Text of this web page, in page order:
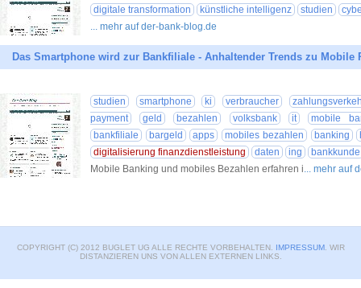
digitale transformation
künstliche intelligenz studien
... mehr auf der-bank-blog.de
Das Smartphone wird zur Bankfiliale - Anhaltender Trends zu Mobile
studien smartphone ki verbraucher
payment
geld bezahlen volksbank it
mobile
bankfiliale
bargeld apps mobiles bezahlen banking
digitalisierung finanzdienstleistung
daten ing
bankkunde
Mobile Banking und mobiles Bezahlen erfahren i... mehr auf
COPYRIGHT (C) 2012 BUGLET UG ALLE RECHTE VORBEHALTEN. IMPRESSUM. WIR
DISTANZIEREN UNS VON ALLEN EXTERNEN LINKS.